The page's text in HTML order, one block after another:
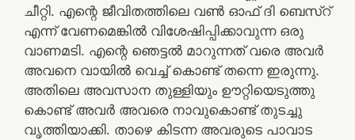
ചീറ്റി. എന്റെ ജീവിതത്തിലെ വൺ ഓഫ് ദി ബെസ്റ്
എന്ന് വേണമെങ്കിൽ വിശേഷിപ്പിക്കാവുന്ന ഒരു
വാണമടി. എന്റെ ഞെട്ടൽ മാറുന്നത് വരെ അവർ
അവനെ വായിൽ വെച്ച് കൊണ്ട് തന്നെ ഇരുന്നു.
അതിലെ അവസാന തുള്ളിയും ഊറ്റിയെടുത്തു
കൊണ്ട് അവർ അവരെ നാവുകൊണ്ട് തുടച്ചു
വൃത്തിയാക്കി. താഴെ കിടന്ന അവരുടെ പാവാട